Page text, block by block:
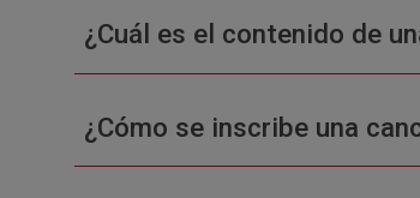
¿Cuál es el contenido de
¿Cómo se inscribe una